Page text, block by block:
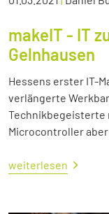
makeIT - IT
Gelnhausen
Hessens erster IT-
verlängerte
Technikbegeisterte
Microcontroller aber
weiterlesen